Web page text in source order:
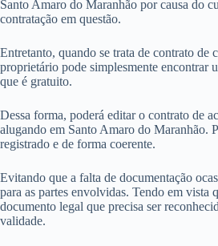
Santo Amaro do Maranhão por causa do
contratação em questão.
Entretanto, quando se trata de contrato de
proprietário pode simplesmente encontrar
que é gratuito.
Dessa forma, poderá editar o contrato de
alugando em Santo Amaro do Maranhão.
registrado e de forma coerente.
Evitando que a falta de documentação
para as partes envolvidas. Tendo em vista
documento legal que precisa ser
validade.